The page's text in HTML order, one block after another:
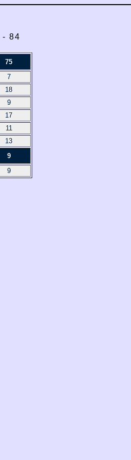
- 84
75
7
18
9
17
11
13
9
9